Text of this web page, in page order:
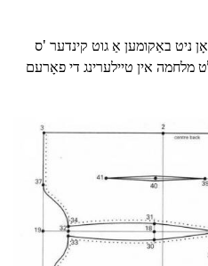
ניט באַקומען אַ גוט קינדער 'ס
מלחמה אין טיילערינג די פאָרעם